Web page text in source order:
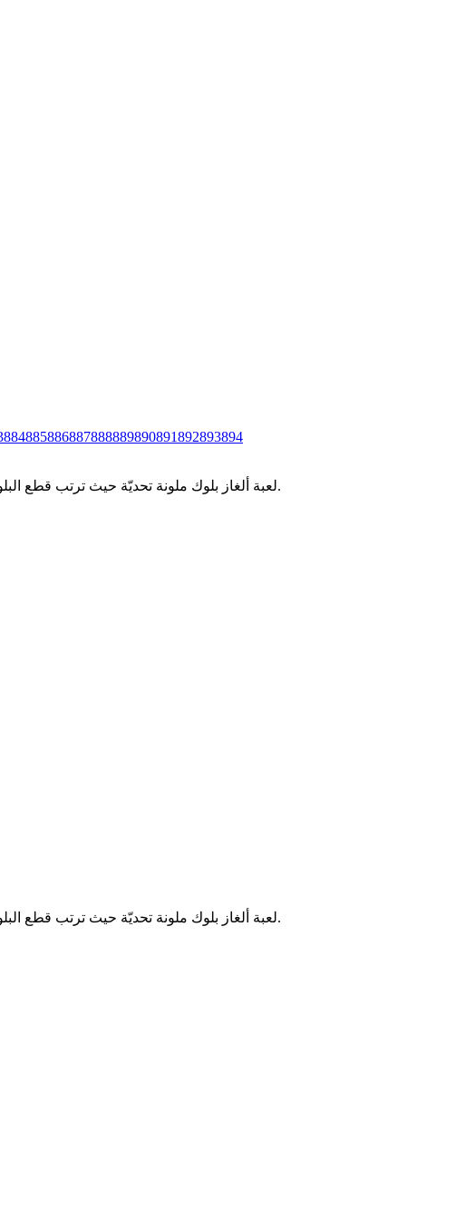
884885886887888889890891892893894
لعبة ألغاز بلوك ملونة تحديّة حيث ترتب قطع البلوكات الملونة في مساحات محدودة. اختبر وعيك المكاني ومهارات التخطيط من خلال مستويات كولور بلوك جام المتزايدة التعقيد.
لعبة ألغاز بلوك ملونة تحديّة حيث ترتب قطع البلوكات الملونة في مساحات محدودة. اختبر وعيك المكاني ومهارات التخطيط من خلال مستويات كولور بلوك جام المتزايدة التعقيد.